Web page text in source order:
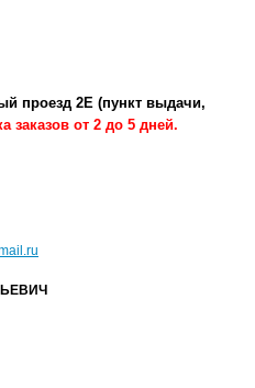
проезд 2Е (пункт выдачи,
заказов от 2 до 5 дней.